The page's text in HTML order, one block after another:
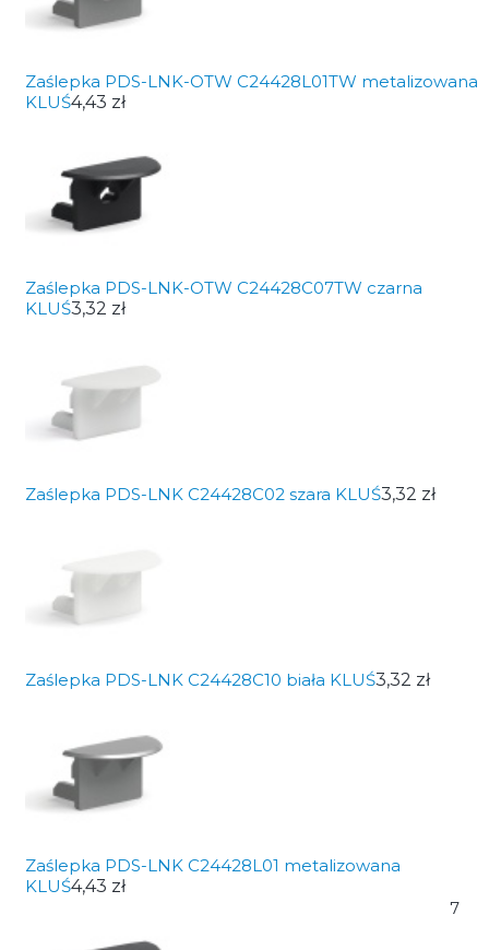
Zaślepka PDS-LNK-OTW C24428L01TW metalizowana
KLUŚ4,43 zł
Zaślepka PDS-LNK-OTW C24428C07TW czarna
KLUŚ3,32 zł
Zaślepka PDS-LNK C24428C02 szara KLUŚ3,32 zł
Zaślepka PDS-LNK C24428C10 biała KLUŚ3,32 zł
Zaślepka PDS-LNK C24428L01 metalizowana
KLUŚ4,43 zł
7